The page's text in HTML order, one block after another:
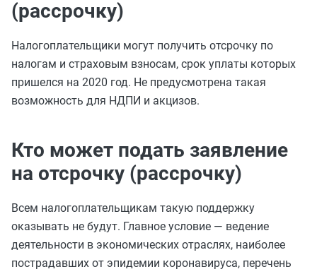
(рассрочку)
Налогоплательщики могут получить отсрочку по
налогам и страховым взносам, срок уплаты которых
пришелся на 2020 год. Не предусмотрена такая
возможность для НДПИ и акцизов.
Кто может подать заявление
на отсрочку (рассрочку)
Всем налогоплательщикам такую поддержку
оказывать не будут. Главное условие — ведение
деятельности в экономических отраслях, наиболее
пострадавших от эпидемии коронавируса, перечень